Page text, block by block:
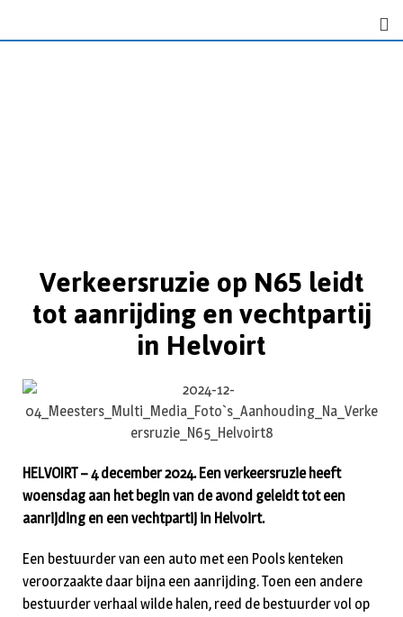
Verkeersruzie op N65 leidt
tot aanrijding en vechtpartij
in Helvoirt
HELVOIRT – 4 december 2024. Een verkeersruzie heeft
woensdag aan het begin van de avond geleidt tot een
aanrijding en een vechtpartij in Helvoirt.
Een bestuurder van een auto met een Pools kenteken
veroorzaakte daar bijna een aanrijding. Toen een andere
bestuurder verhaal wilde halen, reed de bestuurder vol op